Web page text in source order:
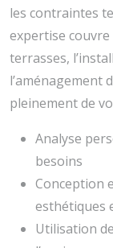
les contraintes
expertise couvre
terrasses,
l’aménagement
pleinement de
Analyse
besoins
Conception
esthétiques
Utilisation